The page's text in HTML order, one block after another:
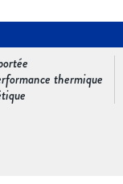
thermique